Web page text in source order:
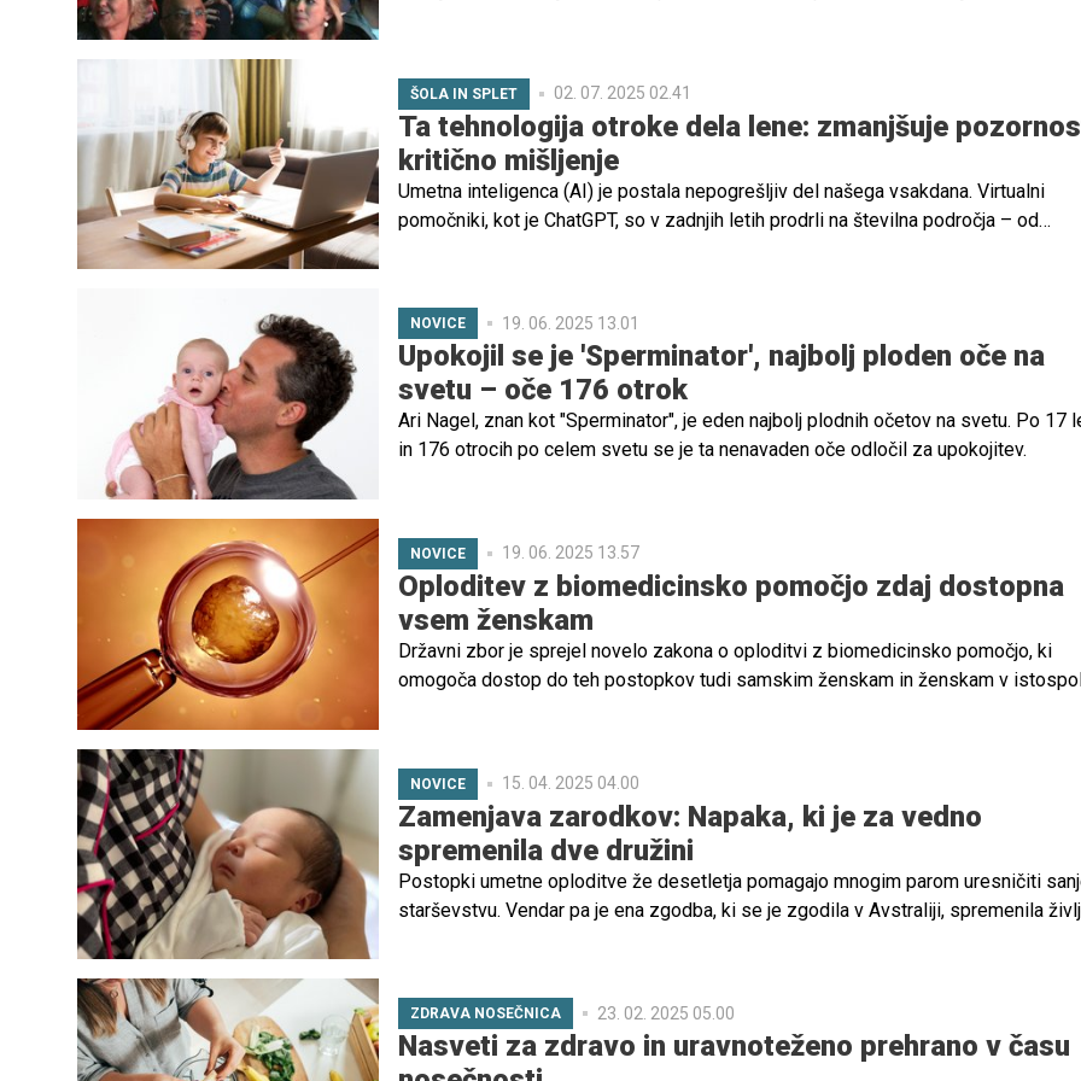
ŠOLA IN SPLET 02. 07. 2025 02.41
Ta tehnologija otroke dela lene: zmanjšuje
kritično mišljenje
Umetna inteligenca (AI) je postala nepogrešljiv del našega vsakdana. Virtualni
pomočniki, kot je ChatGPT, so v zadnjih letih prodrli na številna področja – od
NOVICE 19. 06. 2025 13.01
Upokojil se je 'Sperminator', najbolj ploden oče na
svetu – oče 176 otrok
Ari Nagel, znan kot "Sperminator", je eden najbolj plodnih očetov na svetu. Po 17
in 176 otrocih po celem svetu se je ta nenavaden oče odločil za upokojitev.
NOVICE 19. 06. 2025 13.57
Oploditev z biomedicinsko pomočjo zdaj dostopna
vsem ženskam
Državni zbor je sprejel novelo zakona o oploditvi z biomedicinsko pomočjo, ki
omogoča dostop do teh postopkov tudi samskim ženskam in ženskam v
NOVICE 15. 04. 2025 04.00
Zamenjava zarodkov: Napaka, ki je za vedno
spremenila dve družini
Postopki umetne oploditve že desetletja pomagajo mnogim parom uresničiti
starševstvu. Vendar pa je ena zgodba, ki se je zgodila v Avstraliji, spremenila
medicinskih napak v zgodovini umetne oploditve.
ZDRAVA NOSEČNICA 23. 02. 2025 05.00
Nasveti za zdravo in uravnoteženo prehrano v času